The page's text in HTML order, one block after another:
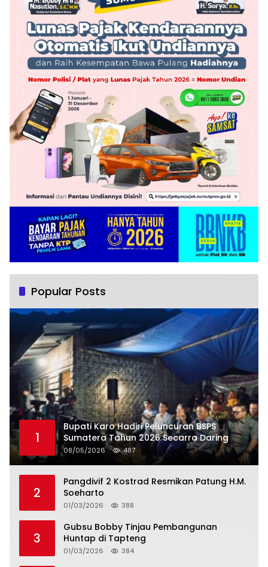
Popular Posts
1
Bupati Karo Hadiri Peluncuran BSPS
Sumatera Tahun 2026 Secarra Daring
08/05/2026 487
2
Pangdivif 2 Kostrad Resmikan Patung H.M.
Soeharto
01/03/2026 388
3
Gubsu Bobby Tinjau Pembangunan
Huntap di Tapteng
01/03/2026 384